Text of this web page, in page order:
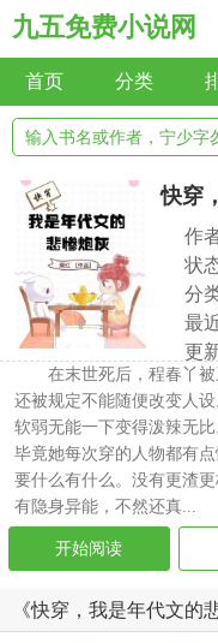
九五免费小说网
首页 分类
快穿
作
状
分
最
更
在末世死后，程春丫
还被规定不能随便改变人
软弱无能一下变得泼辣无
毕竟她每次穿的人物都有
要什么有什么。没有更渣
有隐身异能，不然还真...
开始阅读
《快穿，我是年代文的